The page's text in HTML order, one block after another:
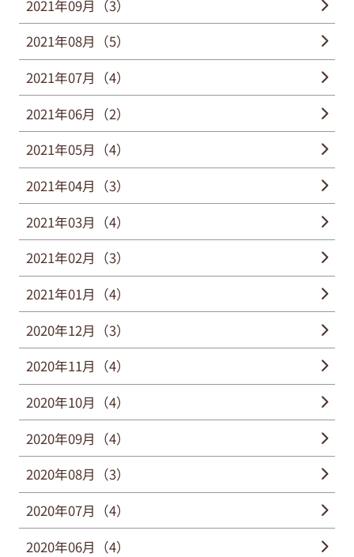
2021年09月（3）
2021年08月（5）
2021年07月（4）
2021年06月（2）
2021年05月（4）
2021年04月（3）
2021年03月（4）
2021年02月（3）
2021年01月（4）
2020年12月（3）
2020年11月（4）
2020年10月（4）
2020年09月（4）
2020年08月（3）
2020年07月（4）
2020年06月（4）